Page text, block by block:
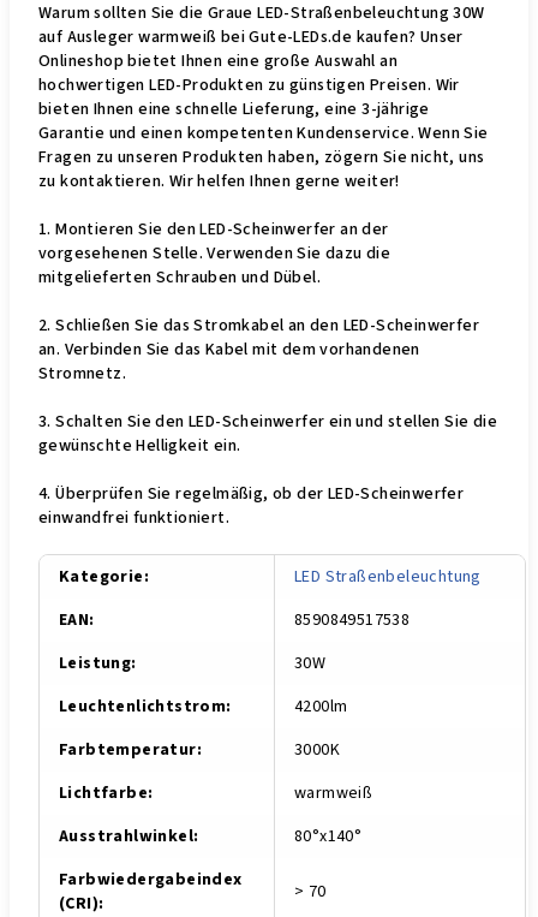
Warum sollten Sie die Graue LED-Straßenbeleuchtung 30W
auf Ausleger warmweiß bei Gute-LEDs.de kaufen? Unser
Onlineshop bietet Ihnen eine große Auswahl an
hochwertigen LED-Produkten zu günstigen Preisen. Wir
bieten Ihnen eine schnelle Lieferung, eine 3-jährige
Garantie und einen kompetenten Kundenservice. Wenn Sie
Fragen zu unseren Produkten haben, zögern Sie nicht, uns
zu kontaktieren. Wir helfen Ihnen gerne weiter!
1. Montieren Sie den LED-Scheinwerfer an der
vorgesehenen Stelle. Verwenden Sie dazu die
mitgelieferten Schrauben und Dübel.
2. Schließen Sie das Stromkabel an den LED-Scheinwerfer
an. Verbinden Sie das Kabel mit dem vorhandenen
Stromnetz.
3. Schalten Sie den LED-Scheinwerfer ein und stellen Sie die
gewünschte Helligkeit ein.
4. Überprüfen Sie regelmäßig, ob der LED-Scheinwerfer
einwandfrei funktioniert.
Kategorie:
LED Straßenbeleuchtung
EAN:
8590849517538
Leistung:
30W
Leuchtenlichtstrom:
4200lm
Farbtemperatur:
3000K
Lichtfarbe:
warmweiß
Ausstrahlwinkel:
80°x140°
Farbwiedergabeindex
(CRI): > 70